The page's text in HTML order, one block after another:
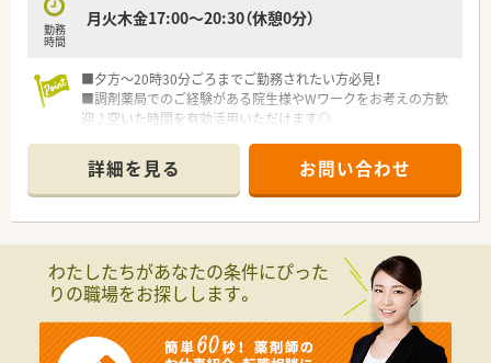
勤務
時間
月火木金17:00～20:30（休憩0分）
■夕方～20時30分ごろまでご勤務されたい方必見！
■調剤薬局でのご経験がある院生様やWワークをお考えの方歓
迎♪空いた時間を有効活用いただけます◎
詳細を見る お問い合わせ
わたしたちがあなたの条件にぴった
りの職場をお探しします。